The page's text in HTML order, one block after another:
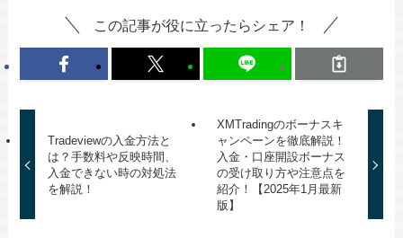
この記事が役に立ったらシェア！
Tradeviewの入金方法と
は？手数料や反映時間、
入金できない時の対処法
を解説！
XMTradingのボーナスキ
ャンペーンを徹底解説！
入金・口座開設ボーナス
の受け取り方や注意点を
紹介！【2025年1月最新
版】